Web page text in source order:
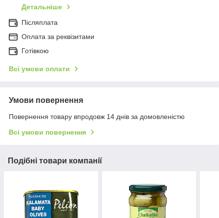
Детальніше
Післяплата
Оплата за реквізитами
Готівкою
Всі умови оплати
Умови повернення
Повернення товару впродовж 14 днів за домовленістю
Всі умови повернення
Подібні товари компанії